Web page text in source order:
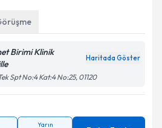
Birimi Klinik
Haritada Göster
Spt No:4 Kat:4 No:25, 01120
Yarın